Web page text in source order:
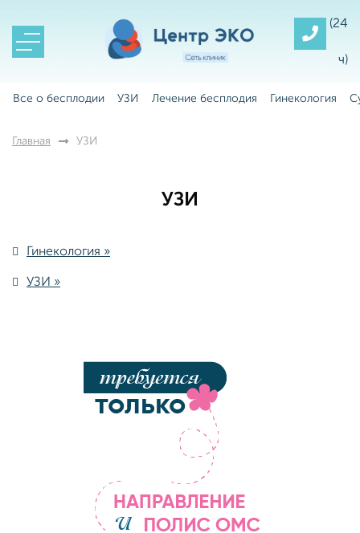
(24
ч)
Все о бесплодии УЗИ Лечение бесплодия Гинекология
Главная УЗИ
УЗИ
Гинекология »
УЗИ »